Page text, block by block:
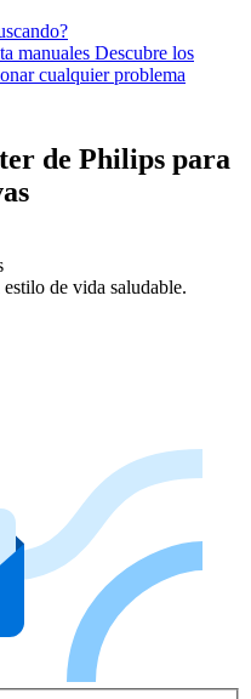
manuales Descubre los
cualquier problema
de Philips para
de vida saludable.